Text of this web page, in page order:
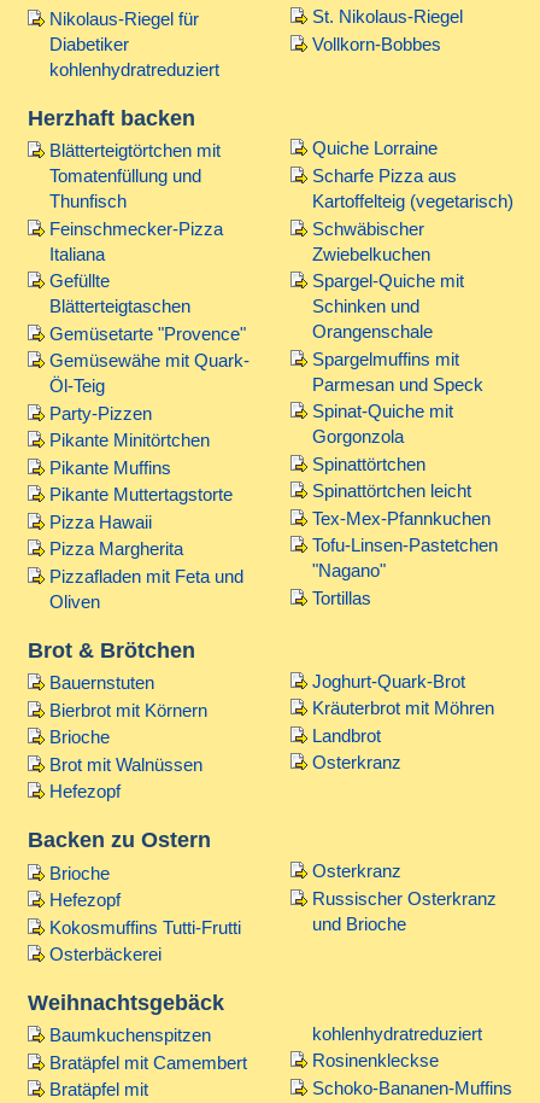
Nikolaus-Riegel für
Diabetiker
kohlenhydratreduziert
St. Nikolaus-Riegel
Vollkorn-Bobbes
Herzhaft backen
Blätterteigtörtchen mit
Tomatenfüllung und
Thunfisch
Feinschmecker-Pizza
Italiana
Gefüllte
Blätterteigtaschen
Gemüsetarte "Provence"
Gemüsewähe mit Quark-
Öl-Teig
Party-Pizzen
Pikante Minitörtchen
Pikante Muffins
Pikante Muttertagstorte
Pizza Hawaii
Pizza Margherita
Pizzafladen mit Feta und
Oliven
Quiche Lorraine
Scharfe Pizza aus
Kartoffelteig (vegetarisch)
Schwäbischer
Zwiebelkuchen
Spargel-Quiche mit
Schinken und
Orangenschale
Spargelmuffins mit
Parmesan und Speck
Spinat-Quiche mit
Gorgonzola
Spinattörtchen
Spinattörtchen leicht
Tex-Mex-Pfannkuchen
Tofu-Linsen-Pastetchen
"Nagano"
Tortillas
Brot & Brötchen
Bauernstuten
Bierbrot mit Körnern
Brioche
Brot mit Walnüssen
Hefezopf
Joghurt-Quark-Brot
Kräuterbrot mit Möhren
Landbrot
Osterkranz
Backen zu Ostern
Brioche
Hefezopf
Kokosmuffins Tutti-Frutti
Osterbäckerei
Osterkranz
Russischer Osterkranz
und Brioche
Weihnachtsgebäck
Baumkuchenspitzen
Bratäpfel mit Camembert
Bratäpfel mit
kohlenhydratreduziert
Rosinenkleckse
Schoko-Bananen-Muffins